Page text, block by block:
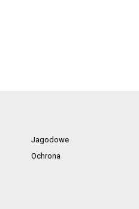
Jagodowe
Ochrona